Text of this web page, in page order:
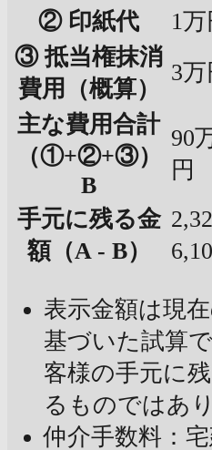
② 印紙代
1万
③ 抵当権抹消
費用（概算）
3万
主な費用合計
（①+②+③）
B
90
円
手元に残る金
額（A - B）
表示金額は現
基づいた試算
客様の手元に
るものではあ
仲介手数料：